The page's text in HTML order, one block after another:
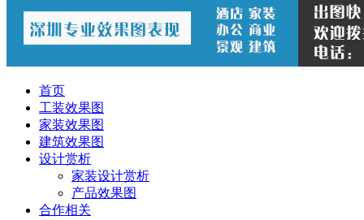
首页
工装效果图
家装效果图
建筑效果图
设计赏析
家装设计赏析
产品效果图
合作相关